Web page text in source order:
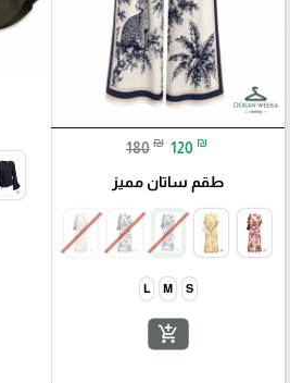
180 ₪ 120 ₪
طقم ساتان مميز
‏S
‏M
‏L
add_shopping_cart